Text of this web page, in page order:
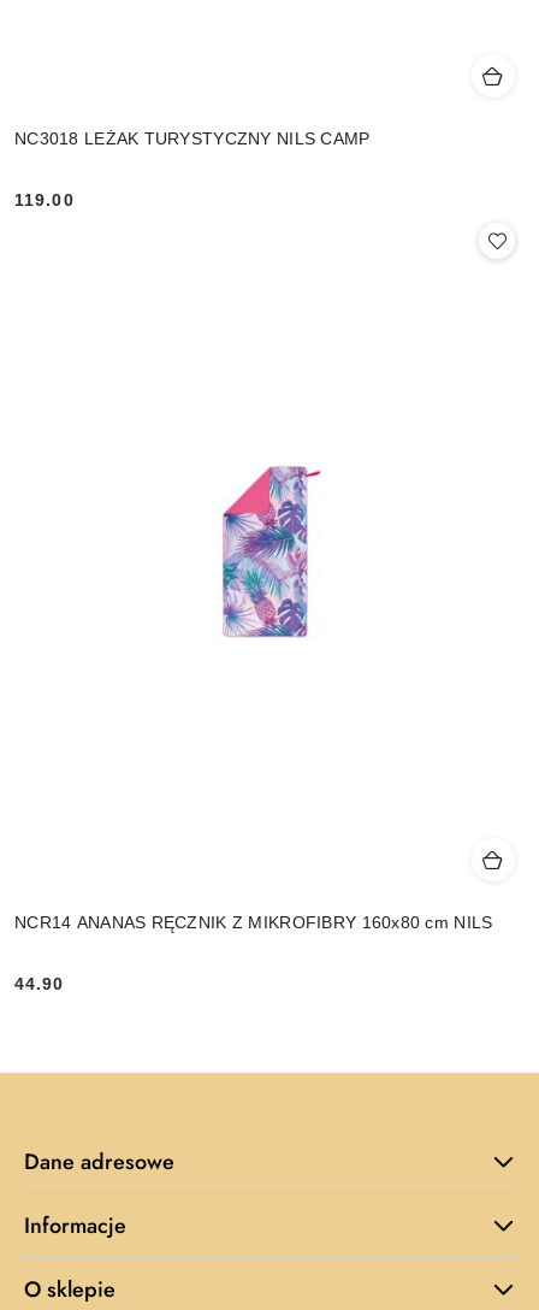
NC3018 LEŻAK TURYSTYCZNY NILS CAMP
Cena:
119.00
NCR14 ANANAS RĘCZNIK Z MIKROFIBRY 160x80 cm NILS
Cena:
44.90
Dane adresowe
Informacje
O sklepie